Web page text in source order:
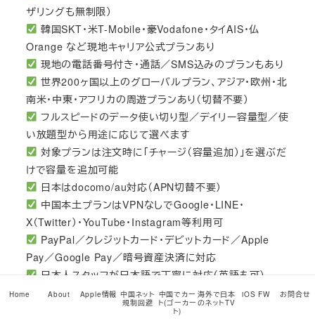
ザリングも無制限）
韓国SKT・米T-Mobile・豪Vodafone・タイAIS・仏
Orange など現地キャリア公式プランあり
現地の電話番号付き・通話／SMS込みのプランもあり
世界200ヶ国以上のグローバルプラン、アジア・欧州・北
南米・中東・アフリカの周遊プランあり（切替不要）
フルスピードのデータ使い切り型／デイリー容量型／使
い放題型から用途に応じて選べます
対象プランは注文時に「チャージ（容量追加）」を選ぶだ
けで容量を追加可能
日本はdocomo/au対応（APN切替不要）
中国本土プランはVPNなしでGoogle・LINE・
X（Twitter）・YouTube・Instagram等利用可
PayPal／クレジットカード・デビットカード／Apple
Pay／Google Pay／暗号資産決済に対応
日本人スタッフが日本語で丁寧に対応（英語も可）
最安級の価格 — 大手のおよそ1/3。
Home About Apple情報 中国ネット
規制回避
中国でカー
ト(ゴーカー
ト)
海外で日本
のネットTV
iOS FW お問合せ